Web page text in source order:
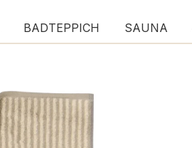
BADTEPPICH SAUNA